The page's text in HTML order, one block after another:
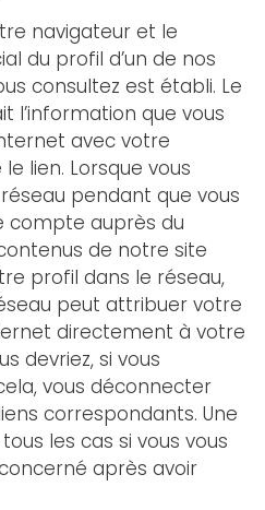
navigateur et le
du profil d’un de nos
consultez est établi. Le
l’information que vous
avec votre
lien. Lorsque vous
pendant que vous
compte auprès du
de notre site
profil dans le réseau,
peut attribuer votre
directement à votre
devriez, si vous
vous déconnecter
correspondants. Une
les cas si vous vous
après avoir